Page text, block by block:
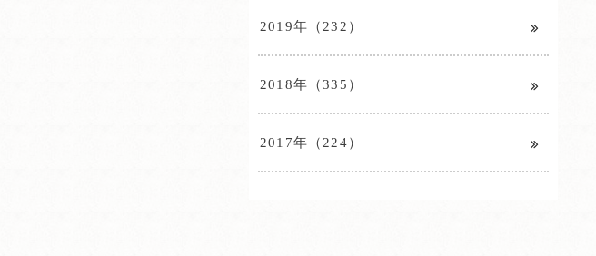
2019年（232）
2018年（335）
2017年（224）